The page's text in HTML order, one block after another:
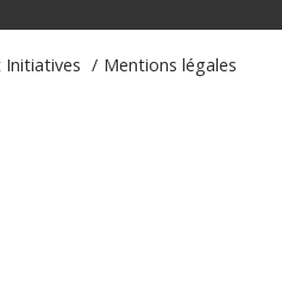
Initiatives Mentions légales